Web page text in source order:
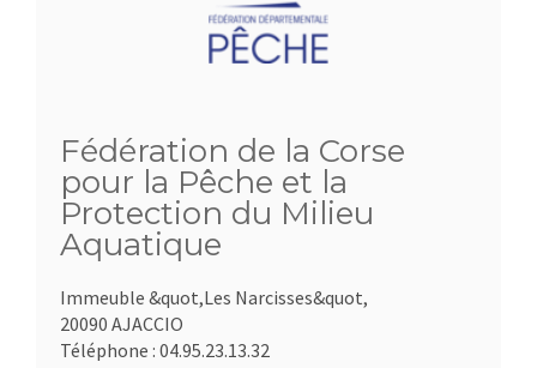
Fédération de la Corse
pour la Pêche et la
Protection du Milieu
Aquatique
Immeuble &quot,Les Narcisses&quot,
20090 AJACCIO
Téléphone : 04.95.23.13.32